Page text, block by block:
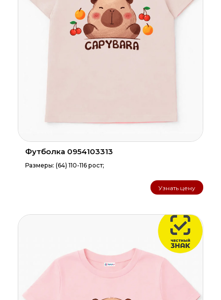
Футболка 0954103313
Размеры: (64) 110-116 рост;
Узнать цену